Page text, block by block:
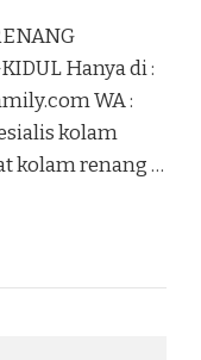
Hanya di :
WA :
kolam
kolam renang …